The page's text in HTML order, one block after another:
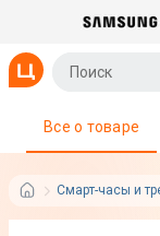
Смарт-часы и
Все о товаре